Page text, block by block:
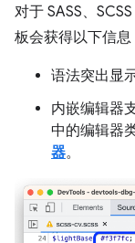
对于 SASS、
板会获得以下信息
语法突出显示
内嵌编辑器
中的编辑器
器。